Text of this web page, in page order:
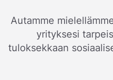
Autamme
yrityksesi
tuloksekkaan